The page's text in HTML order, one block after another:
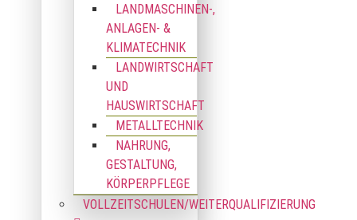
LANDMASCHINEN-,
ANLAGEN- &
KLIMATECHNIK
LANDWIRTSCHAFT
UND
HAUSWIRTSCHAFT
METALLTECHNIK
NAHRUNG,
GESTALTUNG,
KÖRPERPFLEGE
VOLLZEITSCHULEN/WEITERQUALIFIZIERUNG